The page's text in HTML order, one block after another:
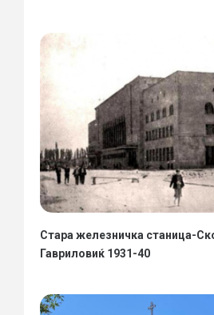
Стара железничка станица-
Гавриловиќ 1931-40